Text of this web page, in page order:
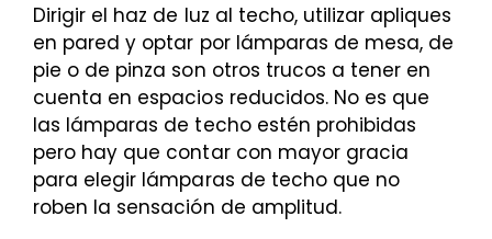
Dirigir el haz de luz al techo, utilizar apliques
en pared y optar por lámparas de mesa, de
pie o de pinza son otros trucos a tener en
cuenta en espacios reducidos. No es que
las lámparas de techo estén prohibidas
pero hay que contar con mayor gracia
para elegir lámparas de techo que no
roben la sensación de amplitud.